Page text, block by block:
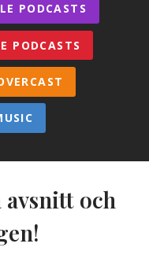
PODCASTS
PODCASTS
och